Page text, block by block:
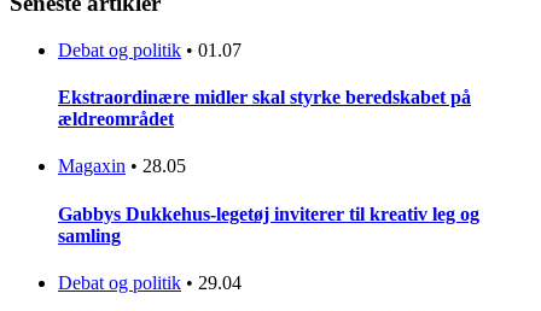
Debat og politik • 01.07
Ekstraordinære midler skal styrke beredskabet på
ældreområdet
Magaxin • 28.05
Gabbys Dukkehus-legetøj inviterer til kreativ leg og
samling
Debat og politik • 29.04